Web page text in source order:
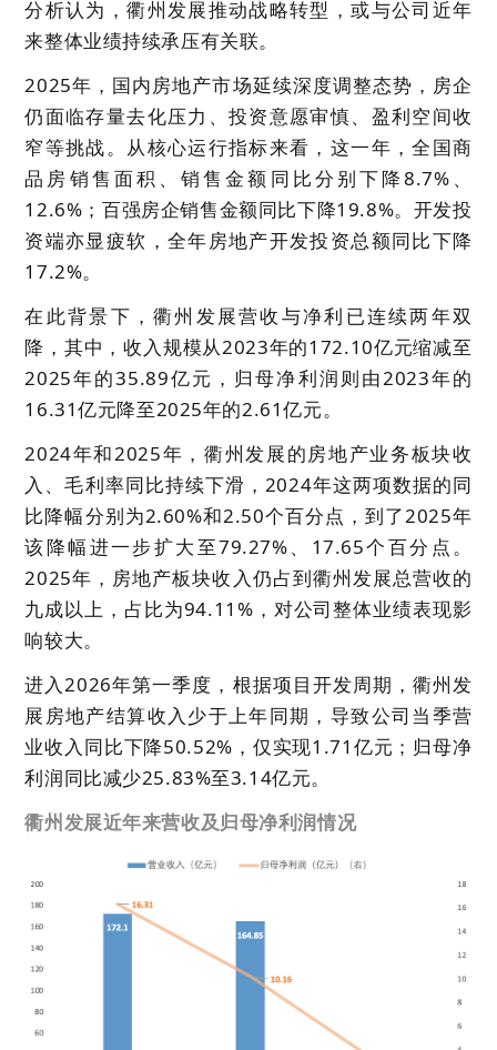
分析认为，衢州发展推动战略转型，或与公司近年
来整体业绩持续承压有关联。
2025年，国内房地产市场延续深度调整态势，房企
仍面临存量去化压力、投资意愿审慎、盈利空间收
窄等挑战。从核心运行指标来看，这一年，全国商
品房销售面积、销售金额同比分别下降8.7%、
12.6%；百强房企销售金额同比下降19.8%。开发投
资端亦显疲软，全年房地产开发投资总额同比下降
17.2%。
在此背景下，衢州发展营收与净利已连续两年双
降，其中，收入规模从2023年的172.10亿元缩减至
2025年的35.89亿元，归母净利润则由2023年的
16.31亿元降至2025年的2.61亿元。
2024年和2025年，衢州发展的房地产业务板块收
入、毛利率同比持续下滑，2024年这两项数据的同
比降幅分别为2.60%和2.50个百分点，到了2025年
该降幅进一步扩大至79.27%、17.65个百分点。
2025年，房地产板块收入仍占到衢州发展总营收的
九成以上，占比为94.11%，对公司整体业绩表现影
响较大。
进入2026年第一季度，根据项目开发周期，衢州发
展房地产结算收入少于上年同期，导致公司当季营
业收入同比下降50.52%，仅实现1.71亿元；归母净
利润同比减少25.83%至3.14亿元。
衢州发展近年来营收及归母净利润情况